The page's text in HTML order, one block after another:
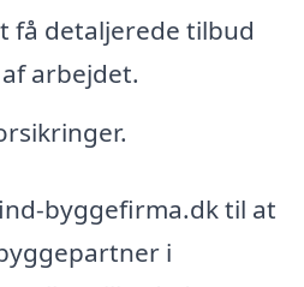
få detaljerede tilbud
arbejdet.
byggefirma.dk til at
i